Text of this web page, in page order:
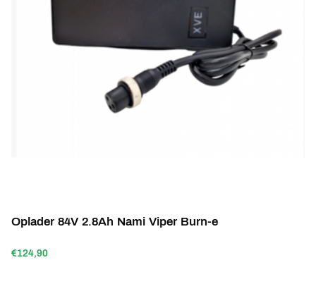
Oplader 84V 2.8Ah Nami Viper Burn-e
€124,90